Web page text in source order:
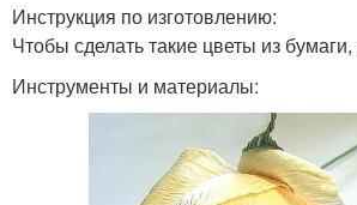
Инструкция по изготовлению:
Чтобы сделать такие цветы из
Инструменты и материалы: